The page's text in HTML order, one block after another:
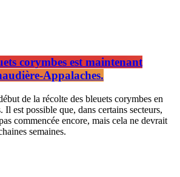
corymbes est maintenant
Appalaches.
de la récolte des bleuets corymbes en
est possible que, dans certains secteurs,
commencée encore, mais cela ne devrait
semaines.